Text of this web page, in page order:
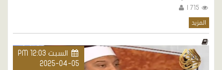
المزيد
السبت PM 12:03
2025-04-05